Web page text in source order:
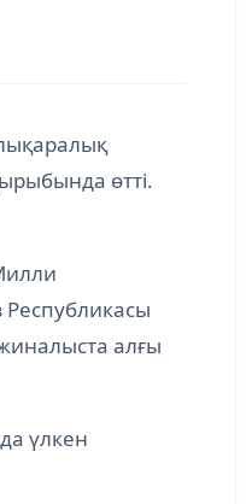
өтті.
алғы
үлкен